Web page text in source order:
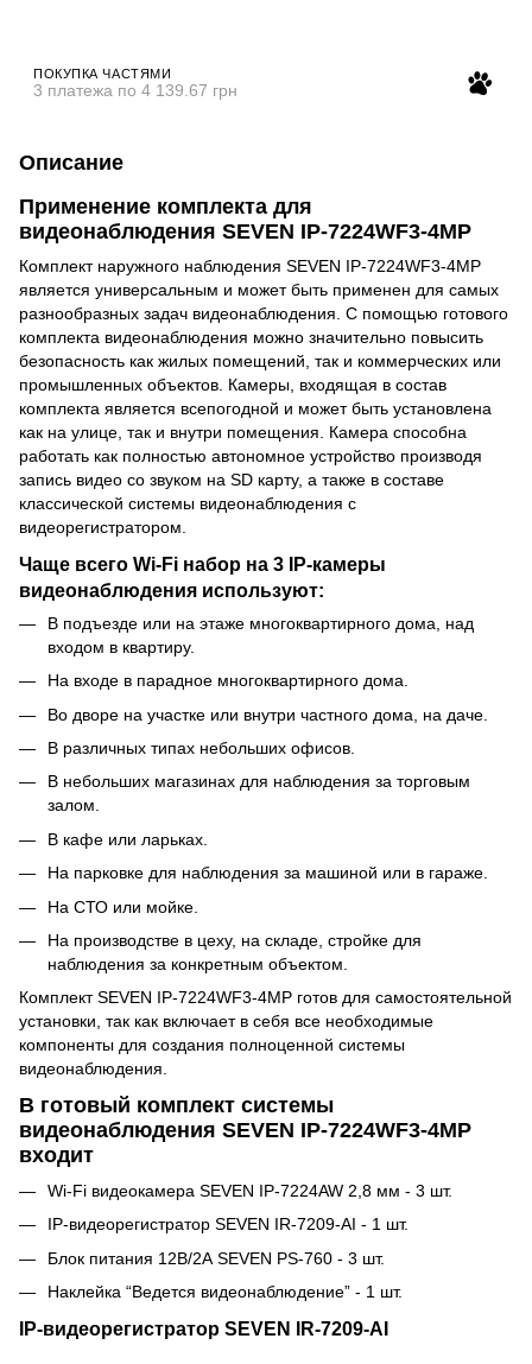
ПОКУПКА ЧАСТЯМИ
3 платежа по 4 139.67 грн
Описание
Применение комплекта для
видеонаблюдения SEVEN IP-7224WF3-4MP
Комплект наружного наблюдения SEVEN IP-7224WF3-4MP
является универсальным и может быть применен для самых
разнообразных задач видеонаблюдения. С помощью готового
комплекта видеонаблюдения можно значительно повысить
безопасность как жилых помещений, так и коммерческих или
промышленных объектов. Камеры, входящая в состав
комплекта является всепогодной и может быть установлена
как на улице, так и внутри помещения. Камера способна
работать как полностью автономное устройство производя
запись видео со звуком на SD карту, а также в составе
классической системы видеонаблюдения с
видеорегистратором.
Чаще всего Wi-Fi набор на 3 IP-камеры
видеонаблюдения используют:
В подъезде или на этаже многоквартирного дома, над
входом в квартиру.
На входе в парадное многоквартирного дома.
Во дворе на участке или внутри частного дома, на даче.
В различных типах небольших офисов.
В небольших магазинах для наблюдения за торговым
залом.
В кафе или ларьках.
На парковке для наблюдения за машиной или в гараже.
На СТО или мойке.
На производстве в цеху, на складе, стройке для
наблюдения за конкретным объектом.
Комплект SEVEN IP-7224WF3-4MP готов для самостоятельной
установки, так как включает в себя все необходимые
компоненты для создания полноценной системы
видеонаблюдения.
В готовый комплект системы
видеонаблюдения SEVEN IP-7224WF3-4MP
входит
Wi-Fi видеокамера SEVEN IP-7224AW 2,8 мм - 3 шт.
IP-видеорегистратор SEVEN IR-7209-AI - 1 шт.
Блок питания 12В/2А SEVEN PS-760 - 3 шт.
Наклейка “Ведется видеонаблюдение” - 1 шт.
IP-видеорегистратор SEVEN IR-7209-AI